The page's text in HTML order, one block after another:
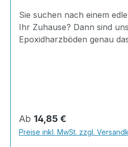
Sie suchen nach einem
Ihr Zuhause? Dann sind
Epoxidharzböden genau
Farbkombinationen sind
Naturtönen bis knallig-bunt
Wenn Sie eine farbige
Regulärer Preis:
Ab 14,85 €
Preise inkl. MwSt. zzgl.